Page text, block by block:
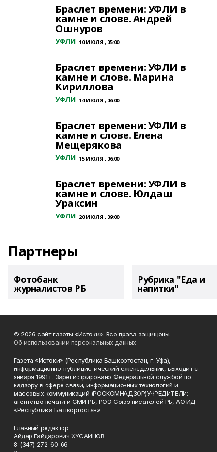
Браслет времени: УФЛИ в
камне и слове. Андрей
Ошнуров
УФЛИ 10 ИЮЛЯ , 05:00
Браслет времени: УФЛИ в
камне и слове. Марина
Кириллова
УФЛИ 14 ИЮЛЯ , 06:00
Браслет времени: УФЛИ в
камне и слове. Елена
Мещерякова
УФЛИ 15 ИЮЛЯ , 06:00
Браслет времени: УФЛИ в
камне и слове. Юлдаш
Ураксин
УФЛИ 20 ИЮЛЯ , 09:00
Партнеры
Фотобанк
журналистов РБ
Рубрика "Еда и
напитки"
© 2026 сайт газеты «Истоки». Все права защищены.
Об использовании персональных данных
Газета «Истоки» (Республика Башкортостан, г. Уфа),
информационно-публицистический еженедельник, выходит с
января 1991 г. Зарегистрировано Федеральной службой по
надзору в сфере связи, информационных технологий и
массовых коммуникаций (РОСКОМНАДЗОР)УЧРЕДИТЕЛИ:
агентство печати и СМИ РБ, РОО Союз писателей РБ, АО ИД
«Республика Башкортостан»
Главный редактор
Айдар Гайдарович ХУСАИНОВ
8-(347) 272-60-66